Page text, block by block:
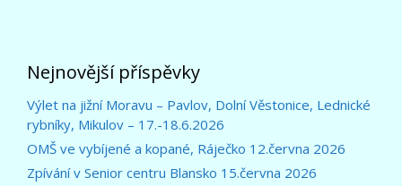
Nejnovější příspěvky
Výlet na jižní Moravu – Pavlov, Dolní Věstonice, Lednické
rybníky, Mikulov – 17.-18.6.2026
OMŠ ve vybíjené a kopané, Ráječko 12.června 2026
Zpívání v Senior centru Blansko 15.června 2026